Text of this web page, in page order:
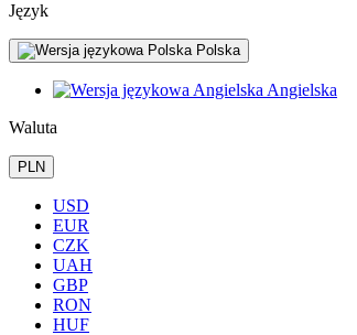
Język
Polska
Angielska
Waluta
PLN
USD
EUR
CZK
UAH
GBP
RON
HUF